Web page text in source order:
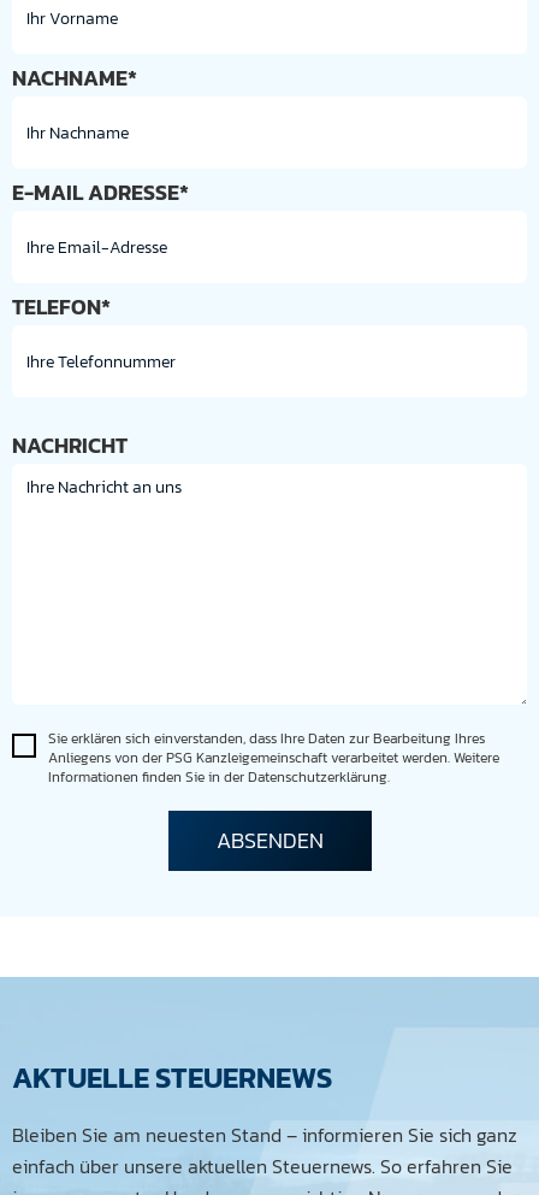
NACHNAME*
E-MAIL ADRESSE*
TELEFON*
NACHRICHT
Sie erklären sich einverstanden, dass Ihre Daten zur Bearbeitung Ihres
Anliegens von der PSG Kanzleigemeinschaft verarbeitet werden. Weitere
Informationen finden Sie in der Datenschutzerklärung.
AKTUELLE STEUERNEWS
Bleiben Sie am neuesten Stand – informieren Sie sich ganz
einfach über unsere aktuellen Steuernews. So erfahren Sie